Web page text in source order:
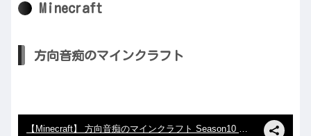
Minecraft
方向音痴のマインクラフト